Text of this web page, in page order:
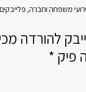
משפחה וחברה,
להורדה
פיק *